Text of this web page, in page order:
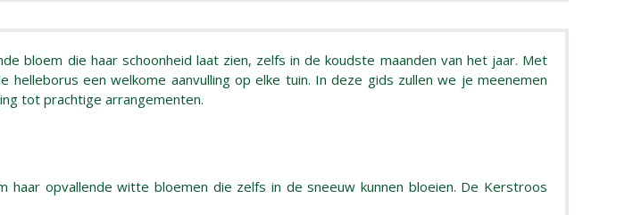
bloem die haar schoonheid laat zien, zelfs in de koudste maanden van het jaar. Met
een welkome aanvulling op elke tuin. In deze gids zullen we je meenemen
tot prachtige arrangementen.
opvallende witte bloemen die zelfs in de sneeuw kunnen bloeien. De Kerstroos